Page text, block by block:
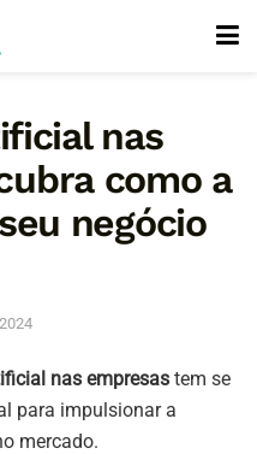
nas
como a
negócio
nas empresas tem se
para impulsionar a
mercado.